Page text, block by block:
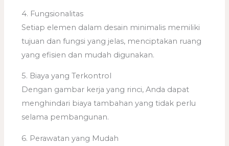
4. Fungsionalitas
Setiap elemen dalam desain minimalis memiliki
tujuan dan fungsi yang jelas, menciptakan ruang
yang efisien dan mudah digunakan.
5. Biaya yang Terkontrol
Dengan gambar kerja yang rinci, Anda dapat
menghindari biaya tambahan yang tidak perlu
selama pembangunan.
6. Perawatan yang Mudah